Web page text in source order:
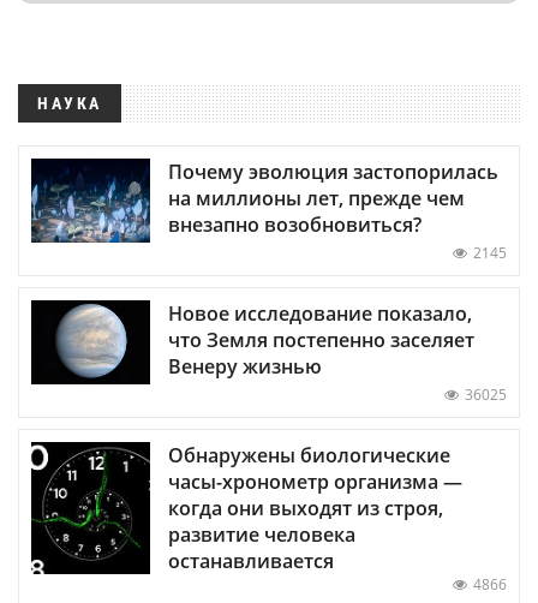
НАУКА
Почему эволюция застопорилась
на миллионы лет, прежде чем
внезапно возобновиться?
2145
Новое исследование показало,
что Земля постепенно заселяет
Венеру жизнью
36025
Обнаружены биологические
часы-хронометр организма —
когда они выходят из строя,
развитие человека
останавливается
4866